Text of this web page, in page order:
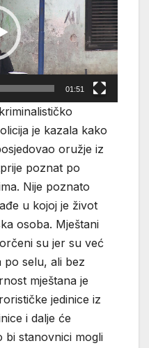
01:51
je kazala kako
oružje iz
poznat po
Nije poznato
u kojoj je život
osoba. Mještani
su jer su već
po selu, ali bez
mještana je
jedinice iz
i dalje će
bi stanovnici mogli